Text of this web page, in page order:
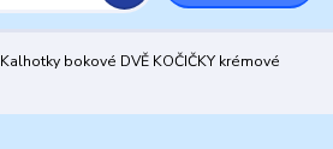
Kalhotky bokové DVĚ KOČIČKY krémové